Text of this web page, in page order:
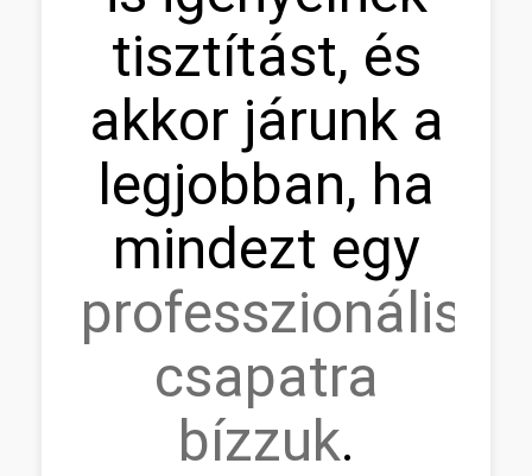
tisztítást, és
akkor járunk a
legjobban, ha
mindezt egy
professzionális
csapatra
bízzuk.